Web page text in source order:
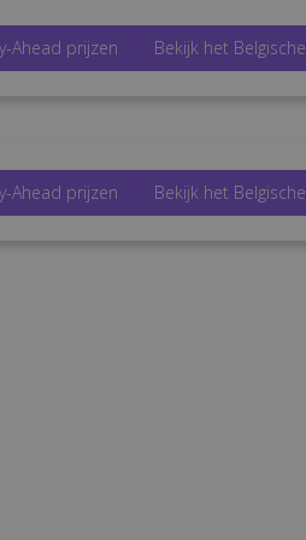
Ahead prijzen Bekijk het
Ahead prijzen Bekijk het